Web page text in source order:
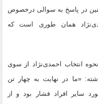
در پاسخ به سوالی درخصوص
همان طوری است که
انتخاب احمدی‌نژاد از سوی
84 نیز اظهار داشته: «ما در نهایت به چهار تن
سایر افراد فشار بود و از